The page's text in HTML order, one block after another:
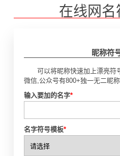
在线网名
昵称符
可以将昵称快速加上漂亮符
微信,公众号有800+独一无二昵
输入要加的名字*
名字符号模板*